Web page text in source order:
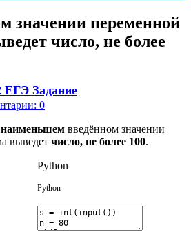
значении переменной
число, не более
ЕГЭ Задание
0
наименьшем введённом значении
выведет число, не более 100.
Python
Python